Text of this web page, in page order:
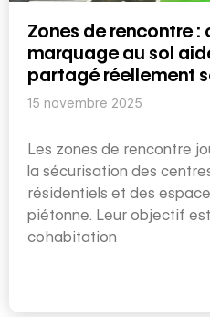
Zones de rencontre
marquage au sol
partagé réellement
15 novembre 2025
Les zones de rencontre
la sécurisation des
résidentiels et des
piétonne. Leur objectif
cohabitation